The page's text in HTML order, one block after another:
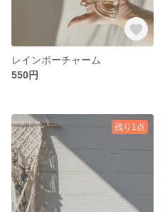
レインボーチャーム
550円
残り1点